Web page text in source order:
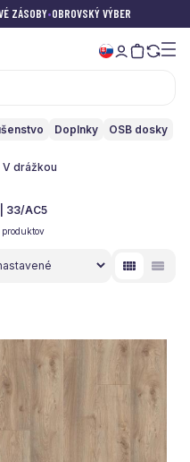
ZÁSOBY•OBROVSKÝ VÝBER
Doplnky OSB dosky
V drážkou
33/AC5